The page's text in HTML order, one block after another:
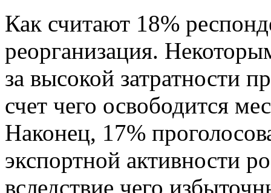
Как считают 18%
реорганизация.
за высокой затратности
счет чего освободится
Наконец, 17%
экспортной активности
вследствие чего